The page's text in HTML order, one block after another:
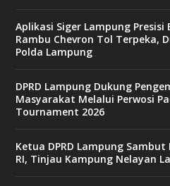
Aplikasi Siger Lampung Presisi
Rambu Chevron Tol Terpeka,
Polda Lampung
DPRD Lampung Dukung
Masyarakat Melalui Perwosi
Tournament 2026
Ketua DPRD Lampung
RI, Tinjau Kampung Nelayan